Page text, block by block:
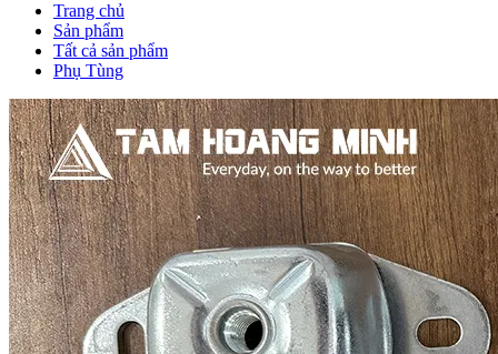
Trang chủ
Sản phẩm
Tất cả sản phẩm
Phụ Tùng